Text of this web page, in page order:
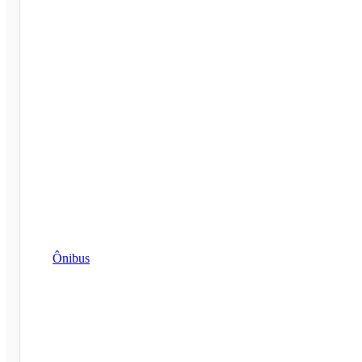
Ônibus